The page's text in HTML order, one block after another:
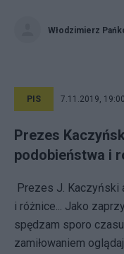
Włodzimierz
PIS 7.11.2019, 19:00
Prezes
podobieństwa i
Prezes J. Kaczyński
i różnice... Jako
spędzam sporo
zamiłowaniem